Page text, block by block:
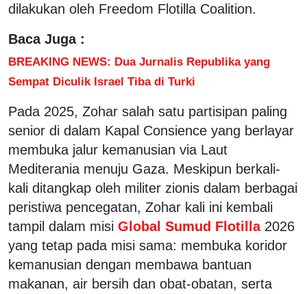
dilakukan oleh Freedom Flotilla Coalition.
Baca Juga :
BREAKING NEWS: Dua Jurnalis Republika yang
Sempat Diculik Israel Tiba di Turki
Pada 2025, Zohar salah satu partisipan paling
senior di dalam Kapal Consience yang berlayar
membuka jalur kemanusian via Laut
Mediterania menuju Gaza. Meskipun berkali-
kali ditangkap oleh militer zionis dalam berbagai
peristiwa pencegatan, Zohar kali ini kembali
tampil dalam misi Global Sumud Flotilla 2026
yang tetap pada misi sama: membuka koridor
kemanusian dengan membawa bantuan
makanan, air bersih dan obat-obatan, serta